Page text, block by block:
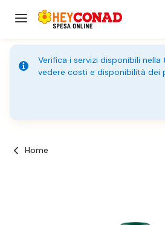
Verifica i servizi disponibili
vedere costi e disponibilità dei
Home